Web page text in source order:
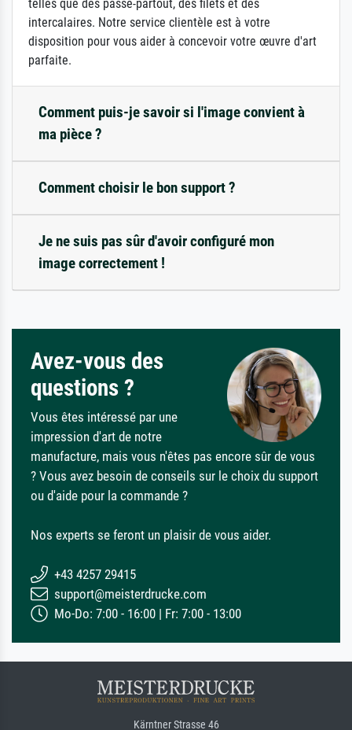
telles que des passe-partout, des filets et des
intercalaires. Notre service clientèle est à votre
disposition pour vous aider à concevoir votre œuvre d'art
parfaite.
Comment puis-je savoir si l'image convient à
ma pièce ?
Comment choisir le bon support ?
Je ne suis pas sûr d'avoir configuré mon
image correctement !
Avez-vous des
questions ?
Vous êtes intéressé par une
impression d'art de notre
manufacture, mais vous n'êtes pas encore sûr de vous
? Vous avez besoin de conseils sur le choix du support
ou d'aide pour la commande ?
Nos experts se feront un plaisir de vous aider.
+43 4257 29415
support@meisterdrucke.com
Mo-Do: 7:00 - 16:00 | Fr: 7:00 - 13:00
Kärntner Strasse 46